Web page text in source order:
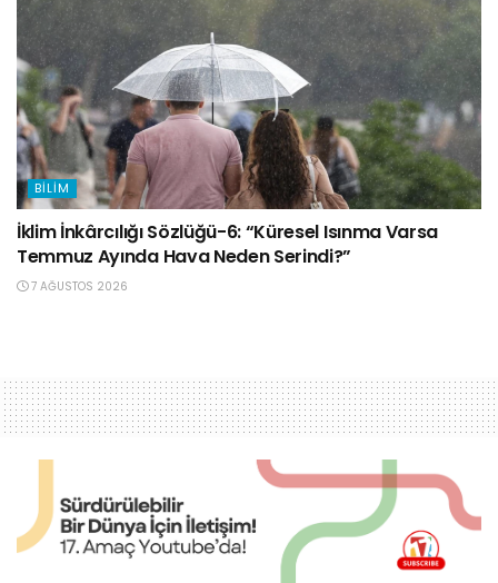
BILIM
İklim İnkârcılığı Sözlüğü-6: “Küresel Isınma Varsa
Temmuz Ayında Hava Neden Serindi?”
7 AĞUSTOS 2026